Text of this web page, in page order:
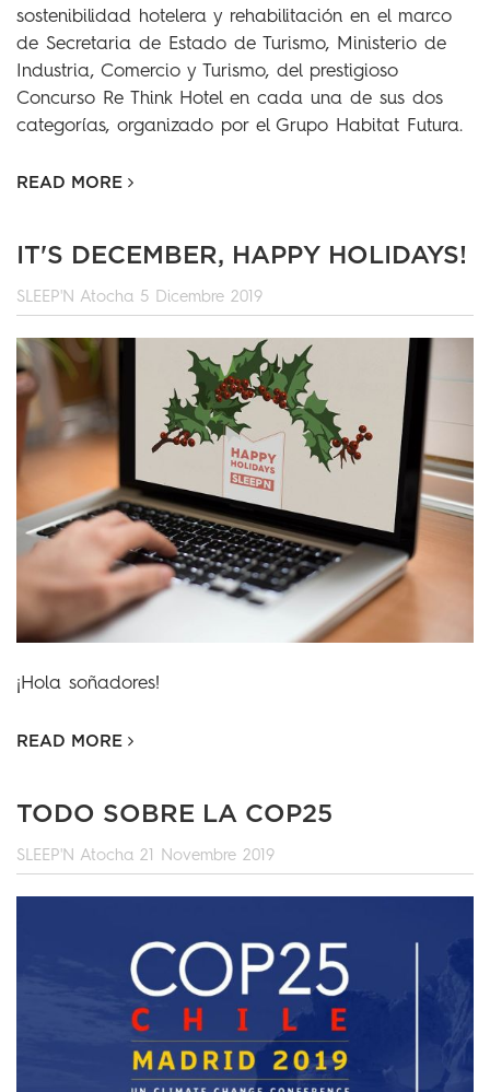
sostenibilidad hotelera y rehabilitación en el marco
de Secretaria de Estado de Turismo, Ministerio de
Industria, Comercio y Turismo, del prestigioso
Concurso Re Think Hotel en cada una de sus dos
categorías, organizado por el Grupo Habitat Futura.
READ MORE
IT'S DECEMBER, HAPPY HOLIDAYS!
SLEEP'N Atocha 5 Dicembre 2019
¡Hola soñadores!
READ MORE
TODO SOBRE LA COP25
SLEEP'N Atocha 21 Novembre 2019